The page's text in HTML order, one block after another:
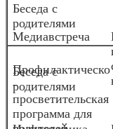
Медиавстреча
Беседа с
родителями
Беседа с
родителями
Профилактическо
-
просветительская
программа для